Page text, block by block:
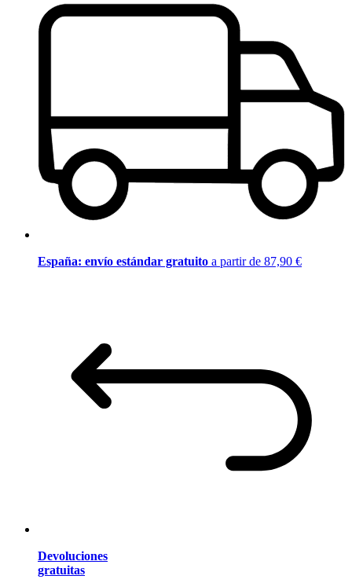
España: envío estándar gratuito a partir de 87,90 €
Devoluciones
gratuitas